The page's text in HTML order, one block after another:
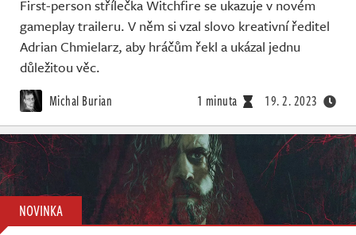
First-person střílečka Witchfire se ukazuje v novém
gameplay traileru. V něm si vzal slovo kreativní ředitel
Adrian Chmielarz, aby hráčům řekl a ukázal jednu
důležitou věc.
Michal Burian 1 minuta 19. 2. 2023
NOVINKA